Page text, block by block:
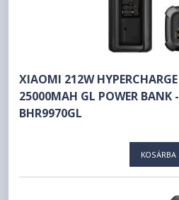
XIAOMI 212W HYPERCHARGE
25000MAH GL POWER BANK -
BHR9970GL
KOSÁRBA